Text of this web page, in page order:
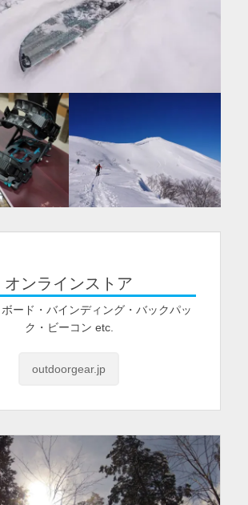
オンラインストア
ード・バインディング・バックパッ
ク・ビーコン etc.
outdoorgear.jp